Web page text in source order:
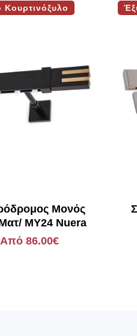
Μονός
MY24 Nuera
Από 86.00€